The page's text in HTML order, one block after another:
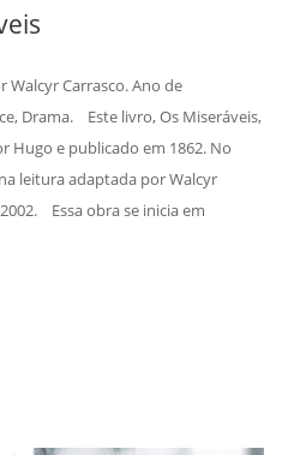
Carrasco. Ano de
Drama. Este livro, Os Miseráveis,
Hugo e publicado em 1862. No
leitura adaptada por Walcyr
Essa obra se inicia em